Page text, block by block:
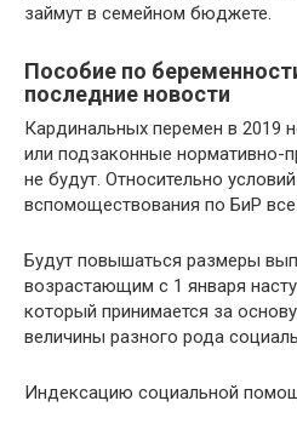
займут в семейном бюджете.
Пособие по
последние новости
Кардинальных перемен в 2019
или подзаконные нормативно-
не будут. Относительно
вспомоществования по БиР
Будут повышаться размеры
возрастающим с 1 января
который принимается за
величины разного рода
Индексацию социальной